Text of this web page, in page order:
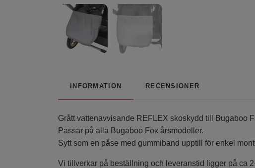
INFORMATION RECENSIONER
Grått vattenavvisande REFLEX skoskydd till Bugaboo
Passar på alla Bugaboo Fox årsmodeller.
Sytt som en påse med gummiband upptill för enkel
Vi tillverkar på beställning och leveranstid ligger på ca